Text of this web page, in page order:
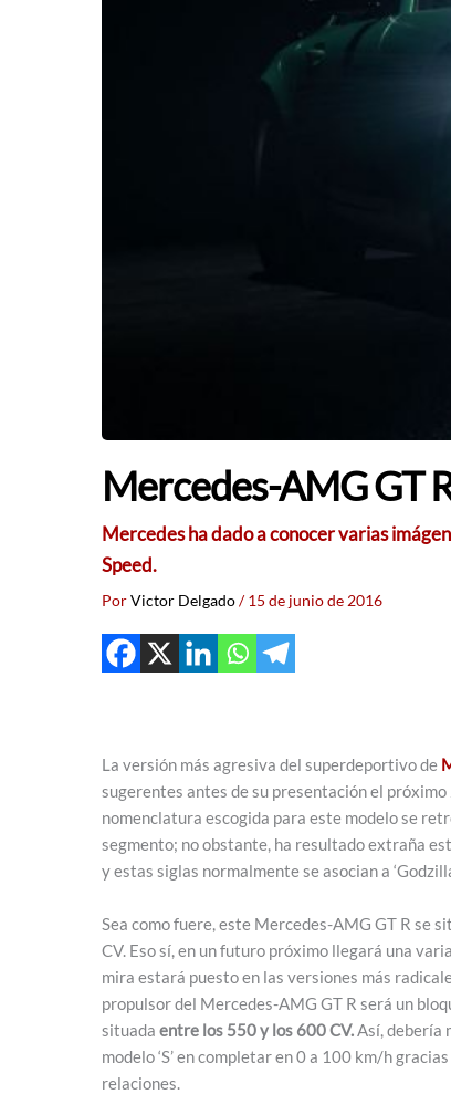
Mercedes-AMG GT
Mercedes ha dado a conocer varias
Speed.
PorVictor Delgado/15 de junio de 2016
La versión más agresiva del superdeportivo de
sugerentes antes de su presentación el próximo
nomenclatura escogida para este modelo se
segmento; no obstante, ha resultado extraña
y estas siglas normalmente se asocian a
Sea como fuere, este Mercedes-AMG GT R se
CV. Eso sí, en un futuro próximo llegará una
mira estará puesto en las versiones más
propulsor del Mercedes-AMG GT R será un
situada entre los 550 y los 600 CV. Así, debería
modelo ‘S’ en completar en 0 a 100 km/h
relaciones.